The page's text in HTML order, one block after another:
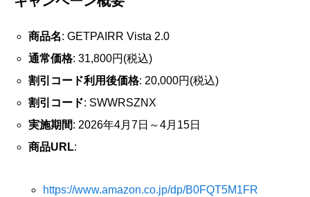
商品名: GETPAIRR Vista 2.0
通常価格: 31,800円(税込)
割引コード利用後価格: 20,000円(税込)
割引コード: SWWRSZNX
実施期間: 2026年4月7日～4月15日
商品URL:
https://www.amazon.co.jp/dp/B0FQT5M1FR